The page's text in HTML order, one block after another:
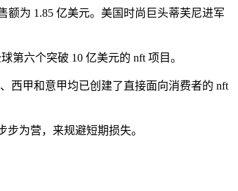
额为 1.85 亿美元。美国时尚巨头蒂芙尼进军
第六个突破 10 亿美元的 nft 项目。
西甲和意甲均已创建了直接面向消费者的 nft
为营，来规避短期损失。